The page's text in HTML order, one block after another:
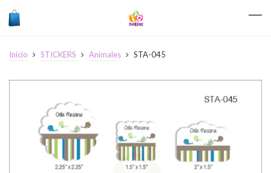
Inicio STICKERS Animales STA-045